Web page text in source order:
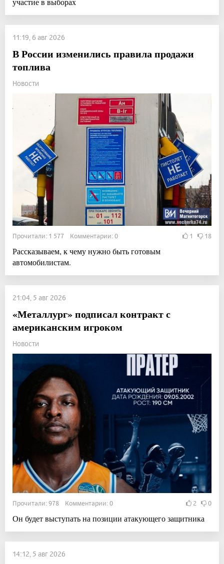
11:19, 6 авг 2026
В России изменились правила продажи
топлива
Новости
Прочитали: 1 577 Комментарии: 0 1 18
Рассказываем, к чему нужно быть готовым
автомобилистам.
21:04, 5 авг 2026
«Металлург» подписал контракт с
американским игроком
Новости
Прочитали: 978 Комментарии: 0 2 0
Он будет выступать на позиции атакующего защитника
14:12, 5 авг 2026